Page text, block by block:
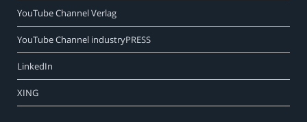
YouTube Channel Verlag
YouTube Channel industryPRESS
LinkedIn
XING